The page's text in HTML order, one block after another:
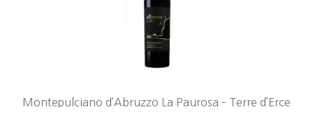
Montepulciano d’Abruzzo La Paurosa – Terre d’Erce